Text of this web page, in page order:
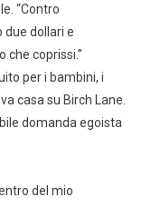
“Contro
due dollari e
che coprissi.”
per i bambini, i
casa su Birch Lane.
domanda egoista
del mio